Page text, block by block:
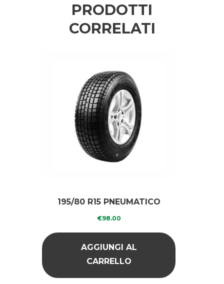
PRODOTTI
CORRELATI
195/80 R15 PNEUMATICO
RICOPERTO GREEN
€98.00
AGGIUNGI AL
CARRELLO